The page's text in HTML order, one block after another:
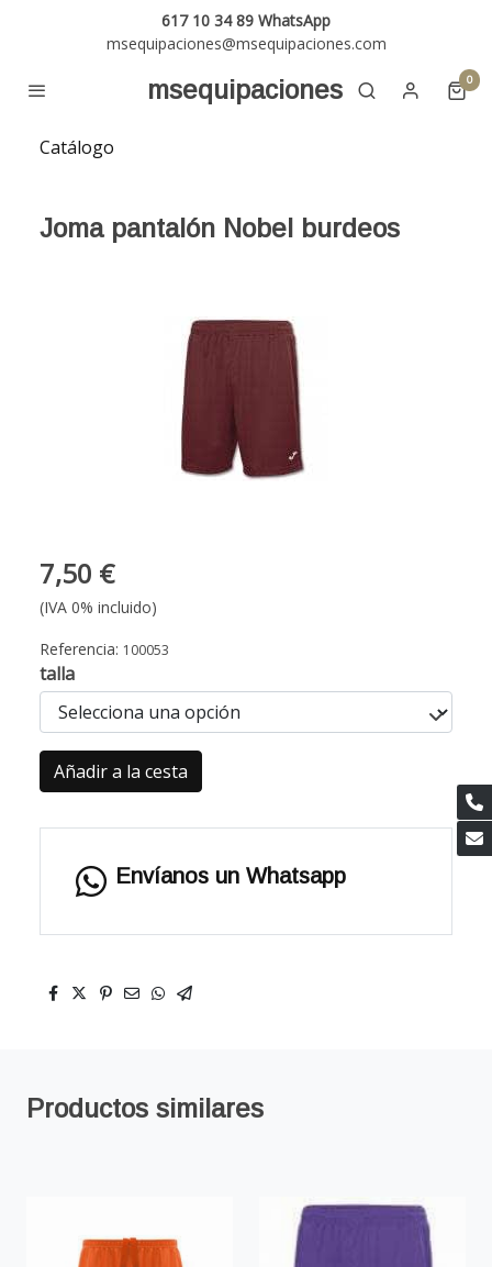
617 10 34 89 WhatsApp
msequipaciones@msequipaciones.com
msequipaciones 0
Catálogo
Joma pantalón Nobel burdeos
7,50 €
(IVA 0% incluido)
Referencia: 100053
talla
Añadir a la cesta
Envíanos un Whatsapp
Productos similares